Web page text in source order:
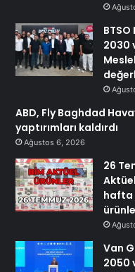
BTSO
2030
ABD, Fly Baghdad
yaptırımları kaldırdı
Ağustos 6, 2026
26
hafta
Van
2050